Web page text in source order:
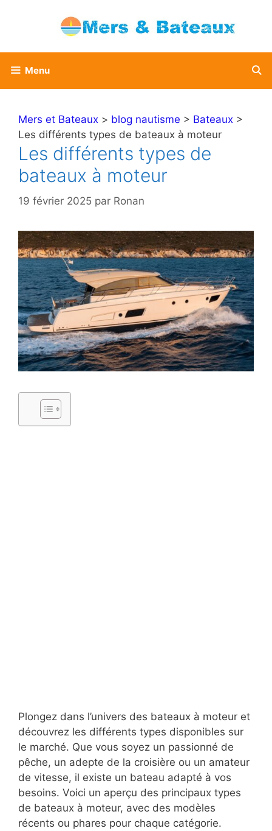
Menu
Mers et Bateaux > blog nautisme > Bateaux >
Les différents types de bateaux à moteur
Les différents types de
bateaux à moteur
19 février 2025 par Ronan
Plongez dans l’univers des bateaux à moteur et
découvrez les différents types disponibles sur
le marché. Que vous soyez un passionné de
pêche, un adepte de la croisière ou un amateur
de vitesse, il existe un bateau adapté à vos
besoins. Voici un aperçu des principaux types
de bateaux à moteur, avec des modèles
récents ou phares pour chaque catégorie.